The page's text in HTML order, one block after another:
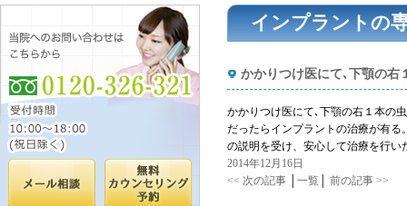
インプラントの
かかりつけ医にて､下顎の右
かかりつけ医にて､下顎の右１本の
だったらインプラントの治療が有
の説明を受け、安心して治療を行い
2014年12月16日
<< 次の記事
一覧 前の記事 >>